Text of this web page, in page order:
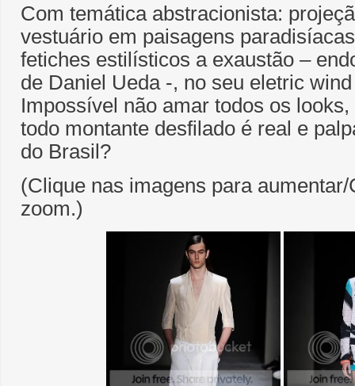
Com temática abstracionista:
vestuário em paisagens
fetiches estilísticos a exaustão –
de Daniel Ueda -, no seu eletric
Impossível não amar todos os
todo montante desfilado é real e
do Brasil?
(Clique nas imagens para
zoom.)